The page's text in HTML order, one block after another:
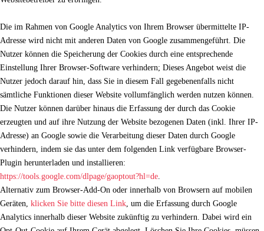
Die im Rahmen von Google Analytics von Ihrem Browser übermittelte IP-
Adresse wird nicht mit anderen Daten von Google zusammengeführt. Die
Nutzer können die Speicherung der Cookies durch eine entsprechende
Einstellung Ihrer Browser-Software verhindern; Dieses Angebot weist die
Nutzer jedoch darauf hin, dass Sie in diesem Fall gegebenenfalls nicht
sämtliche Funktionen dieser Website vollumfänglich werden nutzen können.
Die Nutzer können darüber hinaus die Erfassung der durch das Cookie
erzeugten und auf ihre Nutzung der Website bezogenen Daten (inkl. Ihrer IP-
Adresse) an Google sowie die Verarbeitung dieser Daten durch Google
verhindern, indem sie das unter dem folgenden Link verfügbare Browser-
Plugin herunterladen und installieren:
https://tools.google.com/dlpage/gaoptout?hl=de.
Alternativ zum Browser-Add-On oder innerhalb von Browsern auf mobilen
Geräten, klicken Sie bitte diesen Link, um die Erfassung durch Google
Analytics innerhalb dieser Website zukünftig zu verhindern. Dabei wird ein